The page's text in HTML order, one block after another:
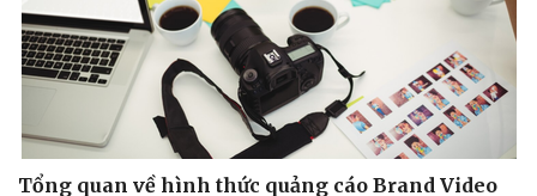
Doanh nghiệp
Thông tin doanh nghiệp
Doanh nghiệp 24h
Doanh nhân
Vì cộng đồng
Công nghệ
Sành điệu
Tin Công nghệ
Trải nghiệm
Chuyển đổi số
Tổng quan về hình thức quảng cáo Brand Video